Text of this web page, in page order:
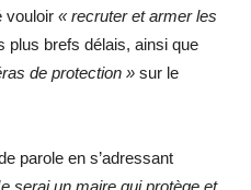
vouloir « recruter et armer les
plus brefs délais, ainsi que
de protection » sur le
parole en s’adressant
serai un maire qui protège et